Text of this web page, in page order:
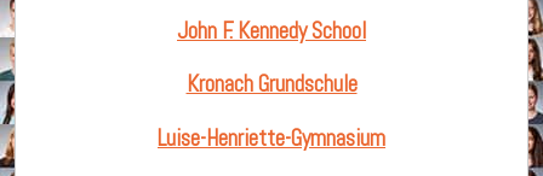
John F. Kennedy School
Kronach Grundschule
Luise-Henriette-Gymnasium